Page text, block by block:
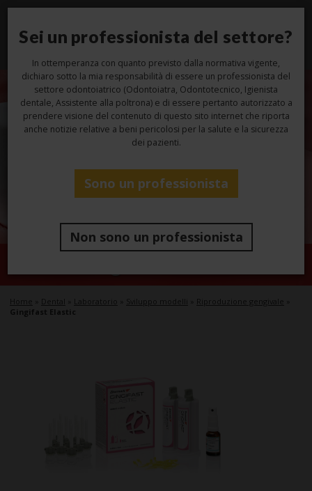
Home Dental Laboratorio Sviluppo modelli Riproduzione gengivale
Gingifast Elastic
Sei un professionista del settore?
In ottemperanza con quanto previsto dalla normativa vigente,
dichiaro sotto la mia responsabilità di essere un professionista del
settore odontoiatrico (Odontoiatra, Odontotecnico, Igienista
dentale, Assistente alla poltrona) e di essere pertanto autorizzato a
prendere visione del contenuto di questo sito internet che riporta
anche notizie relative a beni pericolosi per la salute e la sicurezza
dei pazienti.
Sono un professionista
Non sono un professionista